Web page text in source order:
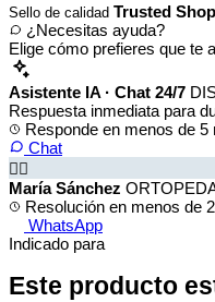
Sello de calidad Trusted
¿Necesitas ayuda?
Elige cómo prefieres que te
Asistente IA · Chat 24/7
Respuesta inmediata para
Responde en menos de 5
Chat
👩‍⚕️
María Sánchez
Resolución en menos de
WhatsApp
Indicado para
Este producto